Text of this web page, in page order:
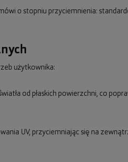
o stopniu przyciemnienia:
użytkownika:
od płaskich powierzchni, co
UV, przyciemniając się na